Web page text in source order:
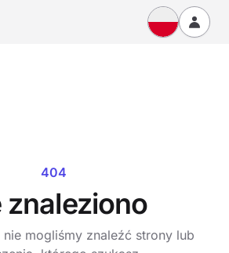
404
znaleziono
nie mogliśmy znaleźć strony lub